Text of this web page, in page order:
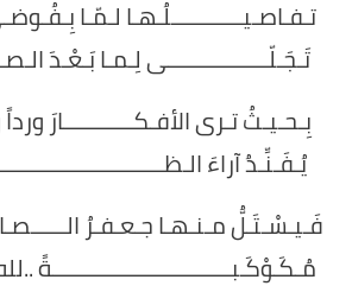
تـفـاصـيــــــــــــلُـهـا لـمّـا
تَـجَـلّـــــــــــــــــى لِـمـا بَـعْـدَ
بِـحـيـثُ تـرى الأفـكــــــــــــارَ
يُـفَـنِّـدُ آراءَ
فَـيـسْـتَـلُّ مـنـهـا جـعـفـرُ